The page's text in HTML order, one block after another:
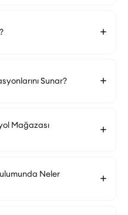
Sunar?
Mağazası
Neler